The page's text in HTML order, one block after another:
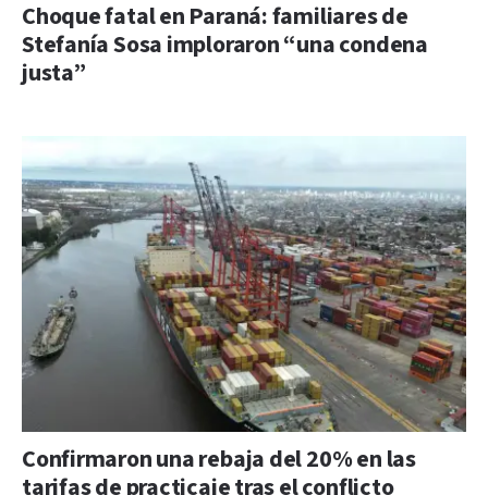
Choque fatal en Paraná: familiares de
Stefanía Sosa imploraron “una condena
justa”
Confirmaron una rebaja del 20% en las
tarifas de practicaje tras el conflicto